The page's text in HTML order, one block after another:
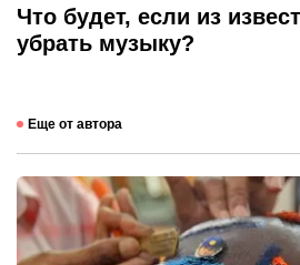
ВЧто будет, если из
убрать музыку?
Еще от автора